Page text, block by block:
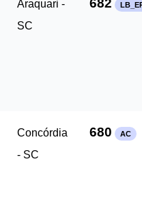
Araquari -
SC
682
Concórdia
- SC
680 AC